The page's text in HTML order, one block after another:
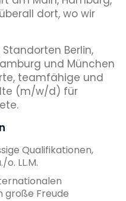
dort, wo wir
Berlin,
und München
teamfähige und
(m/w/d) für
Qualifikationen,
LL.M.
große Freude